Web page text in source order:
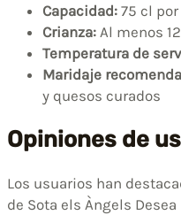
Capacidad: 75 cl
Crianza: Al menos
Temperatura de
Maridaje
y quesos curados
Opiniones de
Los usuarios han
de Sota els Àngels